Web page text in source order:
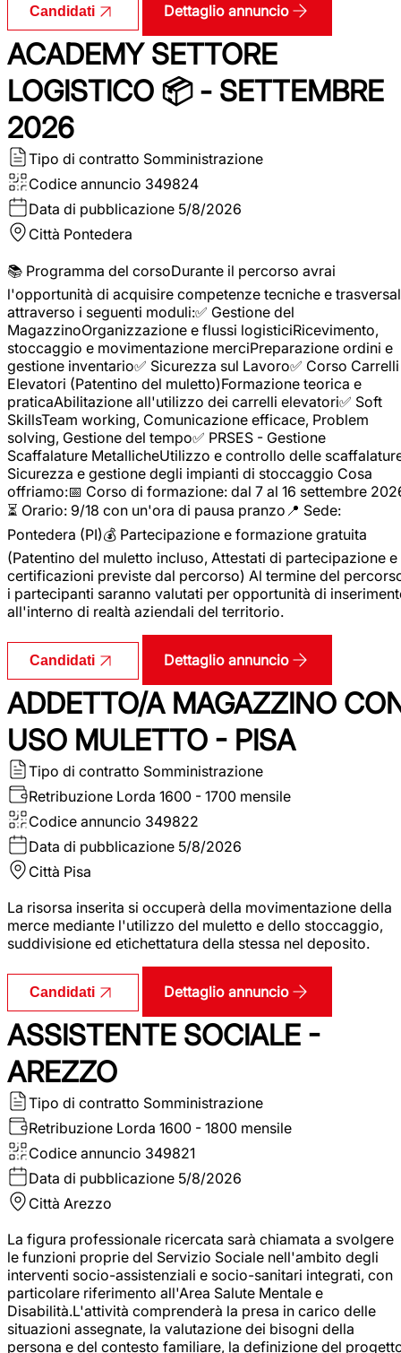
Candidati Dettaglio annuncio
ACADEMY SETTORE
LOGISTICO 📦 - SETTEMBRE
2026
Tipo di contratto Somministrazione
Codice annuncio 349824
Data di pubblicazione 5/8/2026
Città Pontedera
📚 Programma del corsoDurante il percorso avrai
l'opportunità di acquisire competenze tecniche e
attraverso i seguenti moduli:✅ Gestione del
MagazzinoOrganizzazione e flussi logisticiRicevimento,
stoccaggio e movimentazione merciPreparazione ordini e
gestione inventario✅ Sicurezza sul Lavoro✅ Corso Carrelli
Elevatori (Patentino del muletto)Formazione teorica e
praticaAbilitazione all'utilizzo dei carrelli elevatori✅ Soft
SkillsTeam working, Comunicazione efficace, Problem
solving, Gestione del tempo✅ PRSES - Gestione
Scaffalature MetallicheUtilizzo e controllo delle
Sicurezza e gestione degli impianti di stoccaggio Cosa
offriamo:📅 Corso di formazione: dal 7 al 16 settembre
⏳ Orario: 9/18 con un'ora di pausa pranzo📍 Sede:
Pontedera (PI)💰 Partecipazione e formazione gratuita
(Patentino del muletto incluso, Attestati di partecipazione e
certificazioni previste dal percorso) Al termine del
i partecipanti saranno valutati per opportunità di
all'interno di realtà aziendali del territorio.
Candidati Dettaglio annuncio
ADDETTO/A MAGAZZINO
USO MULETTO - PISA
Tipo di contratto Somministrazione
Retribuzione Lorda 1600 - 1700 mensile
Codice annuncio 349822
Data di pubblicazione 5/8/2026
Città Pisa
La risorsa inserita si occuperà della movimentazione della
merce mediante l'utilizzo del muletto e dello stoccaggio,
suddivisione ed etichettatura della stessa nel deposito.
Candidati Dettaglio annuncio
ASSISTENTE SOCIALE -
AREZZO
Tipo di contratto Somministrazione
Retribuzione Lorda 1600 - 1800 mensile
Codice annuncio 349821
Data di pubblicazione 5/8/2026
Città Arezzo
La figura professionale ricercata sarà chiamata a svolgere
le funzioni proprie del Servizio Sociale nell'ambito degli
interventi socio-assistenziali e socio-sanitari integrati, con
particolare riferimento all'Area Salute Mentale e
Disabilità.L'attività comprenderà la presa in carico delle
situazioni assegnate, la valutazione dei bisogni della
persona e del contesto familiare, la definizione del